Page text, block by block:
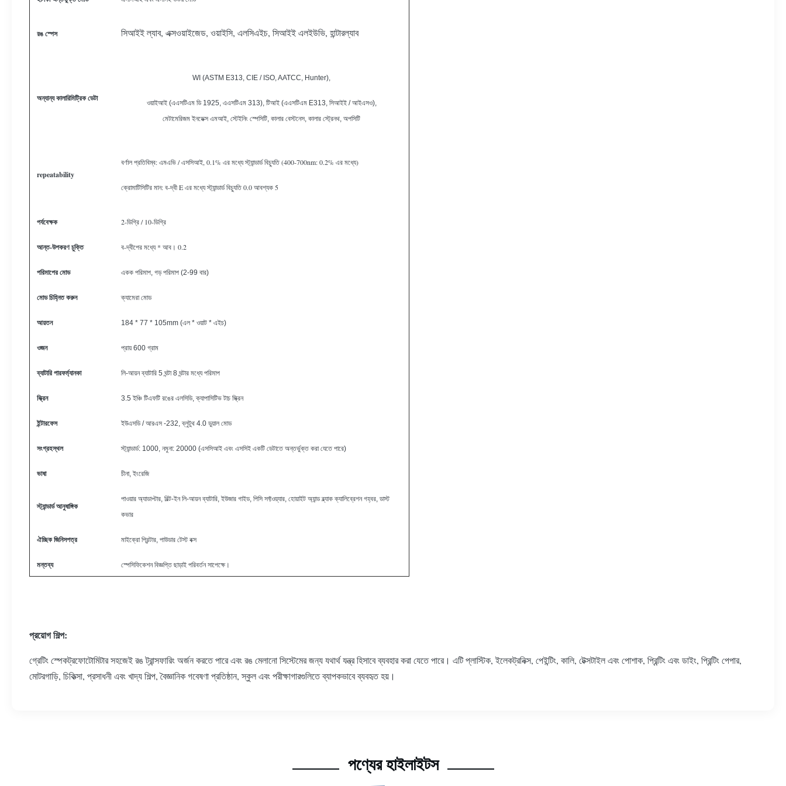
রঙ স্পেস সিআইই ল্যাব, এক্সওয়াইজেড, ওয়াইসি, এলসিএইচ, সিআইই এলইউভি, হান্টারল্যাব
অন্যান্য কালারিমিট্রিক ডেটা
WI (ASTM E313, CIE / ISO, AATCC, Hunter),
ওয়াইআই (এএসটিএম ডি 1925, এএসটিএম 313), টিআই (এএসটিএম E313, সিআইই / আইএসও),
মেটামেরিজম ইনডেক্স এমআই, স্টেইনিং স্পেসিটি, কালার বেস্টনেস, কালার স্ট্রেনথ, অপসিটি
repeatability
বর্ণাল প্রতিবিম্ব: এমএভি / এসসিআই, 0.1% এর মধ্যে স্ট্যান্ডার্ড বিচ্যুতি (400-700nm: 0.2% এর মধ্যে)
ক্রোমাটিসিটির মান: ব-দ্বী E এর মধ্যে স্ট্যান্ডার্ড বিচ্যুতি 0.0 আবশ্যক 5
পর্যবেক্ষক 2-ডিগ্রি / 10-ডিগ্রি
আন্ত-উপকরণ চুক্তি ব-দ্বীপের মধ্যে * আব। 0.2
পরিমাপের মোড একক পরিমাপ, গড় পরিমাপ (2-99 বার)
মোড চিহ্নিত করুন ক্যামেরা মোড
আয়তন 184 * 77 * 105mm (এল * ওয়াট * এইচ)
ওজন প্রায় 600 গ্রাম
ব্যাটারি পারফর্ম্যানকা লি-আয়ন ব্যাটারি 5 ঘন্টা 8 ঘন্টার মধ্যে পরিমাপ
স্ক্রিন 3.5 ইঞ্চি টিএফটি রঙের এলসিডি, ক্যাপাসিটিভ টাচ স্ক্রিন
ইন্টারফেস ইউএসডি / আরএস -232, ব্লুটুথ 4.0 ডুয়াল মোড
সংগ্রহস্থল স্ট্যান্ডার্ড: 1000, নমুনা: 20000 (এসসিআই এবং এসসিই একটি ডেটাতে অন্তর্ভুক্ত করা যেতে পারে)
ভাষা চীনা, ইংরেজি
স্ট্যান্ডার্ড আনুষাঙ্গিক
পাওয়ার অ্যাডাপ্টার, বিল্ট-ইন লি-আয়ন ব্যাটারি, ইউজার গাইড, পিসি সফ্টওয়্যার, হোয়াইট অ্যান্ড ব্ল্যাক ক্যালিব্রেশন গহ্বর, ডাস্ট
কভার
ঐচ্ছিক জিনিসপত্র মাইক্রো প্রিন্টার, পাউডার টেস্ট বক্স
মন্তব্য স্পেসিফিকেশন বিজ্ঞপ্তি ছাড়াই পরিবর্তন সাপেক্ষে।
প্রয়োগ শিল্প:
গ্রেটিং স্পেকট্রফোটোমিটার সহজেই রঙ ট্রান্সফারিং অর্জন করতে পারে এবং রঙ মেলানো সিস্টেমের জন্য যথার্থ যন্ত্র হিসাবে ব্যবহার করা যেতে পারে। এটি প্লাস্টিক, ইলেকট্রনিক্স, পেইন্টিং, কালি, টেক্সটাইল এবং পোশাক, প্রিন্টিং এবং ডাইং, প্রিন্টিং পেপার,
মোটরগাড়ি, চিকিত্সা, প্রসাধনী এবং খাদ্য শিল্প, বৈজ্ঞানিক গবেষণা প্রতিষ্ঠান, স্কুল এবং পরীক্ষাগারগুলিতে ব্যাপকভাবে ব্যবহৃত হয়।
পণ্যের হাইলাইটস